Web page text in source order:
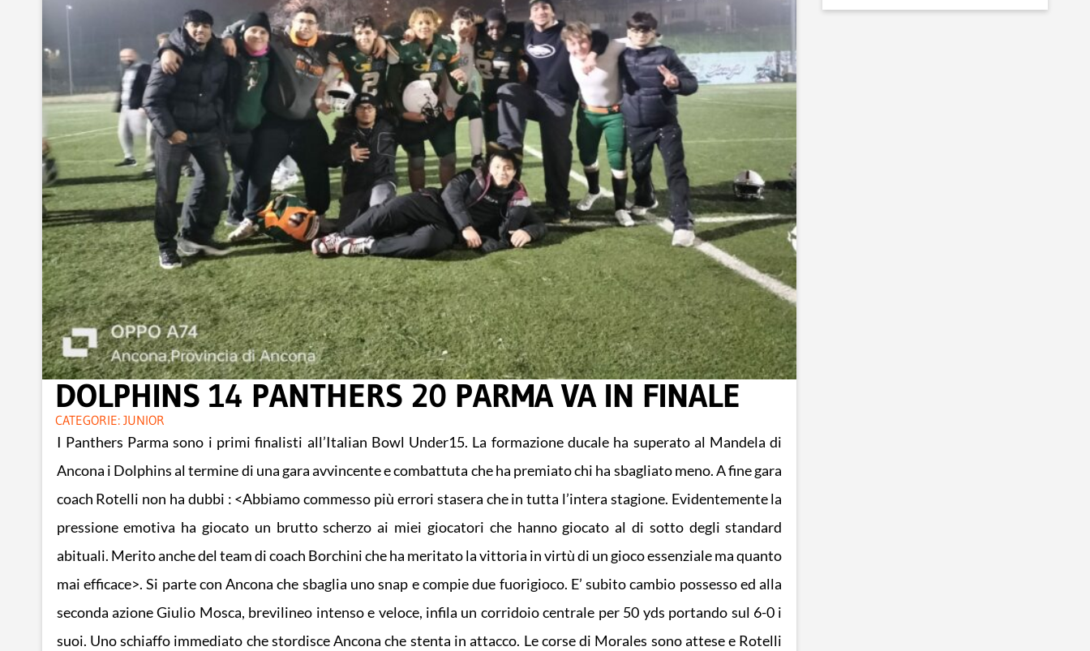
DOLPHINS 14 PANTHERS 20 PARMA VA IN FINALE
CATEGORIE: JUNIOR
I Panthers Parma sono i primi finalisti all’Italian Bowl Under15. La formazione ducale ha superato al Mandela di
Ancona i Dolphins al termine di una gara avvincente e combattuta che ha premiato chi ha sbagliato meno. A fine gara
coach Rotelli non ha dubbi : <Abbiamo commesso più errori stasera che in tutta l’intera stagione. Evidentemente la
pressione emotiva ha giocato un brutto scherzo ai miei giocatori che hanno giocato al di sotto degli standard
abituali. Merito anche del team di coach Borchini che ha meritato la vittoria in virtù di un gioco essenziale ma quanto
mai efficace>. Si parte con Ancona che sbaglia uno snap e compie due fuorigioco. E’ subito cambio possesso ed alla
seconda azione Giulio Mosca, brevilineo intenso e veloce, infila un corridoio centrale per 50 yds portando sul 6-0 i
suoi. Uno schiaffo immediato che stordisce Ancona che stenta in attacco. Le corse di Morales sono attese e Rotelli